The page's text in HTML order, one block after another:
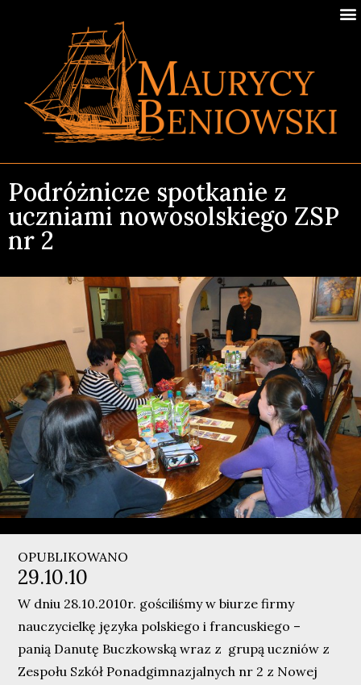
Podróżnicze spotkanie z
uczniami nowosolskiego ZSP
nr 2
OPUBLIKOWANO
29.10.10
W dniu 28.10.2010r. gościliśmy w biurze firmy
nauczycielkę języka polskiego i francuskiego –
panią Danutę Buczkowskąwraz z grupą uczniów z
Zespołu Szkół Ponadgimnazjalnych nr 2 z Nowej